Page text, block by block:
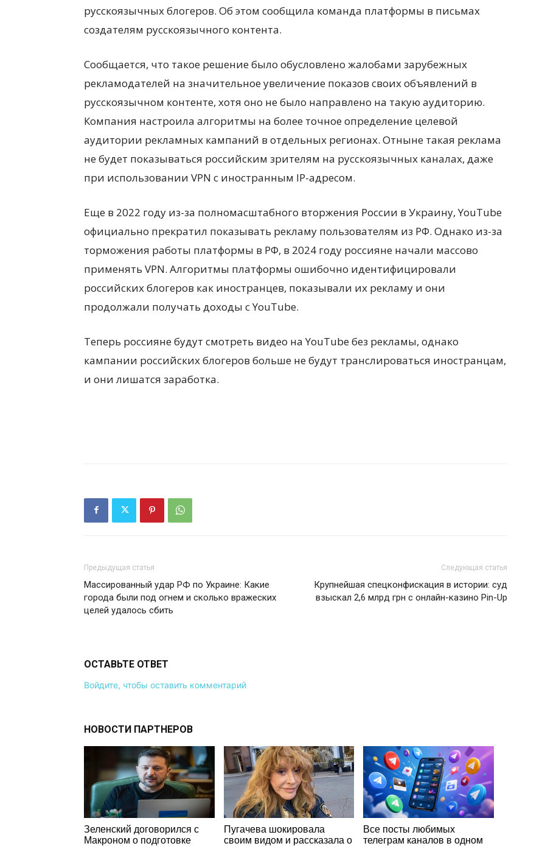
русскоязычных блогеров. Об этом сообщила команда платформы в письмах
создателям русскоязычного контента.
Сообщается, что такое решение было обусловлено жалобами зарубежных
рекламодателей на значительное увеличение показов своих объявлений в
русскоязычном контенте, хотя оно не было направлено на такую аудиторию.
Компания настроила алгоритмы на более точное определение целевой
аудитории рекламных кампаний в отдельных регионах. Отныне такая реклама
не будет показываться российским зрителям на русскоязычных каналах, даже
при использовании VPN с иностранным IP-адресом.
Еще в 2022 году из-за полномасштабного вторжения России в Украину, YouTube
официально прекратил показывать рекламу пользователям из РФ. Однако из-за
торможения работы платформы в РФ, в 2024 году россияне начали массово
применять VPN. Алгоритмы платформы ошибочно идентифицировали
российских блогеров как иностранцев, показывали их рекламу и они
продолжали получать доходы с YouTube.
Теперь россияне будут смотреть видео на YouTube без рекламы, однако
кампании российских блогеров больше не будут транслироваться иностранцам,
и они лишатся заработка.
Предыдущая статья
Массированный удар РФ по Украине: Какие
города были под огнем и сколько вражеских
целей удалось сбить
Следующая статья
Крупнейшая спецконфискация в истории: суд
взыскал 2,6 млрд грн с онлайн-казино Pin-Up
ОСТАВЬТЕ ОТВЕТ
Войдите, чтобы оставить комментарий
НОВОСТИ ПАРТНЕРОВ
Зеленский договорился с
Макроном о подготовке
Пугачева шокировала
своим видом и рассказала о
Все посты любимых
телеграм каналов в одном